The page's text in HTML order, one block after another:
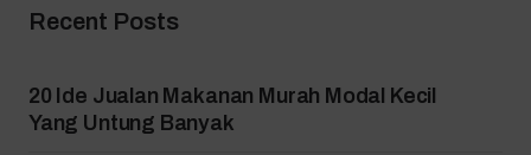
Recent Posts
20 Ide Jualan Makanan Murah Modal Kecil
Yang Untung Banyak